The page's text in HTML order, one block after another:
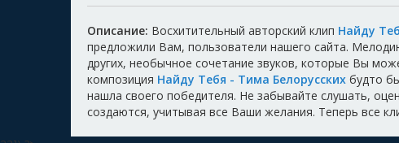
Описание: Восхитительный авторский клип Найду
предложили Вам, пользователи нашего сайта.
других, необычное сочетание звуков, которые Вы
композиция Найду Тебя - Тима Белорусских будто
нашла своего победителя. Не забывайте слушать,
создаются, учитывая все Ваши желания. Теперь все